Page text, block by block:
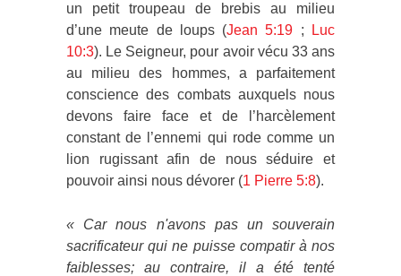
un petit troupeau de brebis au milieu
d’une meute de loups (Jean 5:19 ;
Luc
10:3). Le Seigneur, pour avoir vécu 33 ans
au milieu des hommes, a parfaitement
conscience des combats auxquels nous
devons faire face et de l’harcèlement
constant de l’ennemi qui rode comme un
lion rugissant afin de nous séduire et
pouvoir ainsi nous dévorer (1 Pierre 5:8).
« Car nous n'avons pas un souverain
sacrificateur qui ne puisse compatir à nos
faiblesses; au contraire, il a été tenté